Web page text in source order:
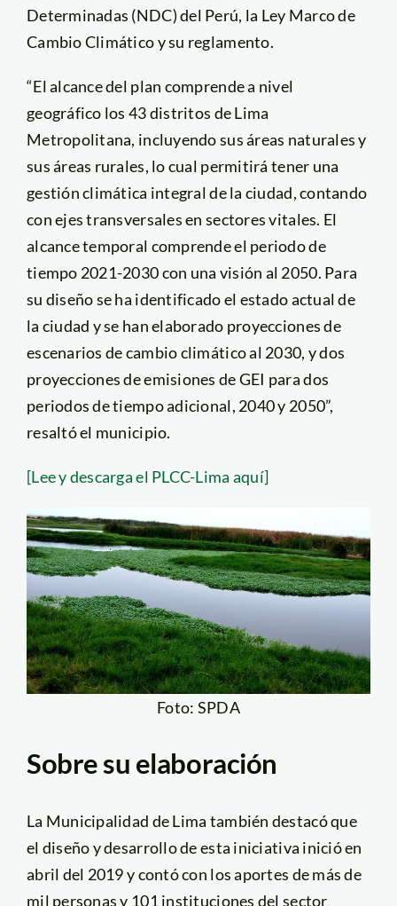
Determinadas (NDC) del Perú, la Ley Marco de
Cambio Climático y su reglamento.
“El alcance del plan comprende a nivel
geográfico los 43 distritos de Lima
Metropolitana, incluyendo sus áreas naturales y
sus áreas rurales, lo cual permitirá tener una
gestión climática integral de la ciudad, contando
con ejes transversales en sectores vitales. El
alcance temporal comprende el periodo de
tiempo 2021-2030 con una visión al 2050. Para
su diseño se ha identificado el estado actual de
la ciudad y se han elaborado proyecciones de
escenarios de cambio climático al 2030, y dos
proyecciones de emisiones de GEI para dos
periodos de tiempo adicional, 2040 y 2050”,
resaltó el municipio.
[Lee y descarga el PLCC-Lima aquí]
Foto: SPDA
Sobre su elaboración
La Municipalidad de Lima también destacó que
el diseño y desarrollo de esta iniciativa inició en
abril del 2019 y contó con los aportes de más de
mil personas y 101 instituciones del sector